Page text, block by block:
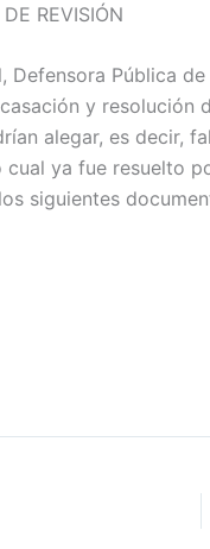
REVISIÓN
Pública
y
alegar, es
ya fue resuelto
siguientes